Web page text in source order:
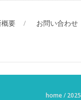
要 お問い合わせ
home/ 2025